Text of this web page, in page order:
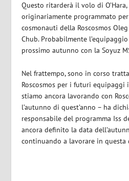
Questo ritarderà il volo di
originariamente programmato
cosmonauti della Roscosmos
Chub. Probabilmente
prossimo autunno con la Soyuz
Nel frattempo, sono in corso
Roscosmos per i futuri equipaggi
stiamo ancora lavorando con
l’autunno di quest’anno – ha
responsabile del programma Iss
ancora definito la data
continuando a lavorare in questa